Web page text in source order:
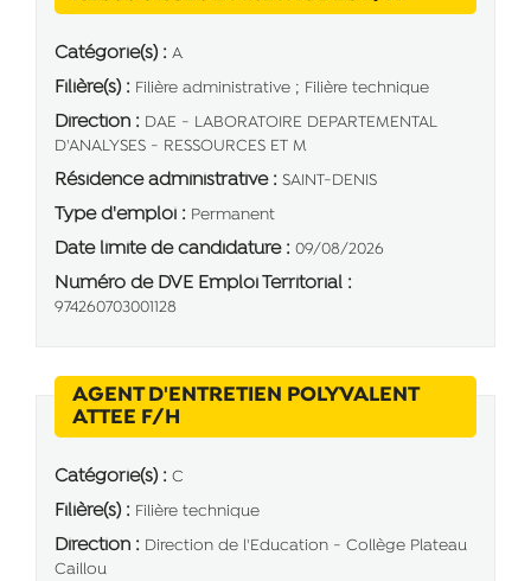
Catégorie(s) : A
Filière(s) : Filière administrative ; Filière technique
Direction : DAE - LABORATOIRE DEPARTEMENTAL
D'ANALYSES - RESSOURCES ET M
Résidence administrative : SAINT-DENIS
Type d'emploi : Permanent
Date limite de candidature : 09/08/2026
Numéro de DVE Emploi Territorial :
974260703001128
AGENT D'ENTRETIEN POLYVALENT
ATTEE F/H
Catégorie(s) : C
Filière(s) : Filière technique
Direction : Direction de l'Education - Collège Plateau
Caillou